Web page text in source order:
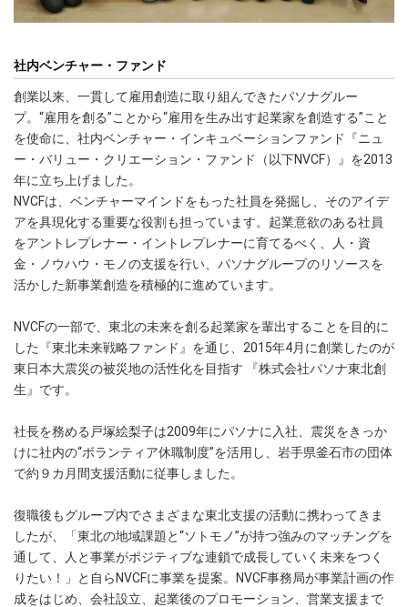
社内ベンチャー・ファンド
創業以来、一貫して雇用創造に取り組んできたパソナグルー
プ。“雇用を創る”ことから“雇用を生み出す起業家を創造する”こと
を使命に、社内ベンチャー・インキュベーションファンド『ニュ
ー・バリュー・クリエーション・ファンド（以下NVCF）』を2013
年に立ち上げました。
NVCFは、ベンチャーマインドをもった社員を発掘し、そのアイデ
アを具現化する重要な役割も担っています。起業意欲のある社員
をアントレプレナー・イントレプレナーに育てるべく、人・資
金・ノウハウ・モノの支援を行い、パソナグループのリソースを
活かした新事業創造を積極的に進めています。
NVCFの一部で、東北の未来を創る起業家を輩出することを目的に
した『東北未来戦略ファンド』を通じ、2015年4月に創業したのが
東日本大震災の被災地の活性化を目指す 『株式会社パソナ東北創
生』です。
社長を務める戸塚絵梨子は2009年にパソナに入社、震災をきっか
けに社内の“ボランティア休職制度”を活用し、岩手県釜石市の団体
で約９カ月間支援活動に従事しました。
復職後もグループ内でさまざまな東北支援の活動に携わってきま
したが、「東北の地域課題と“ソトモノ”が持つ強みのマッチングを
通して、人と事業がポジティブな連鎖で成長していく未来をつく
りたい！」と自らNVCFに事業を提案。NVCF事務局が事業計画の作
成をはじめ、会社設立、起業後のプロモーション、営業支援まで